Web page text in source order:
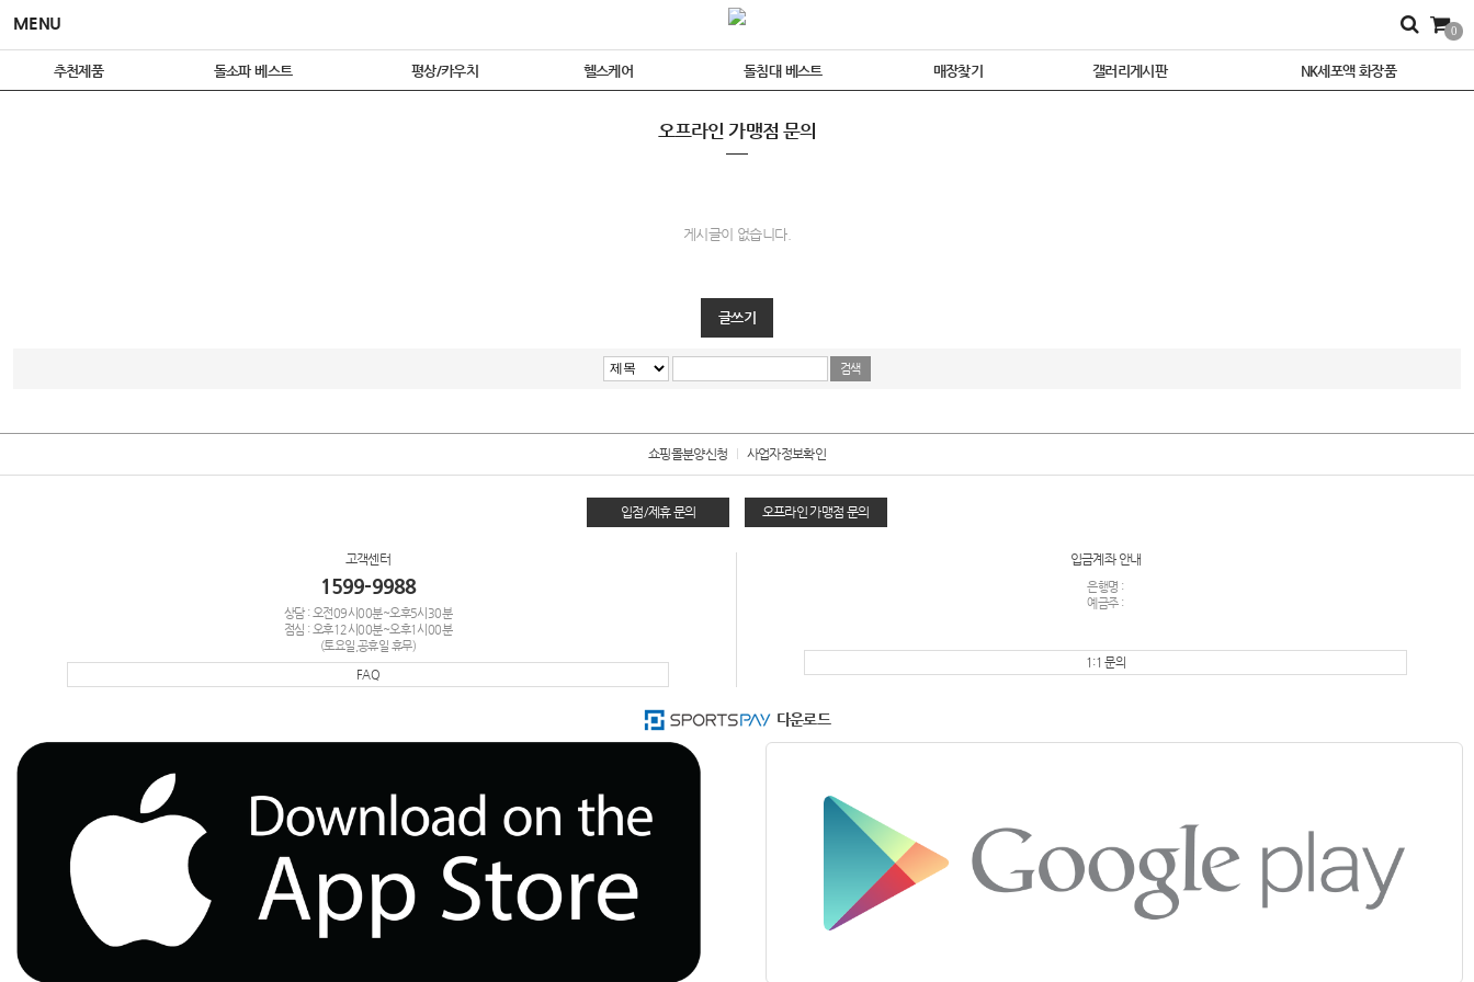
MENU 0
추천제품 돌소파 베스트 평상/카우치 헬스케어 돌침대 베스트 매장찾기 갤러리게시판 NK세포액 화장품
오프라인 가맹점 문의
게시글이 없습니다.
글쓰기
쇼핑몰분양신청 사업자정보확인
입점/제휴 문의 오프라인 가맹점 문의
고객센터
1599-9988
상담 : 오전09시00분~오후5시30분
점심 : 오후12시00분~오후1시00분
(토요일,공휴일 휴무)
FAQ
입금계좌 안내
은행명 :
예금주 :
1:1 문의
다운로드